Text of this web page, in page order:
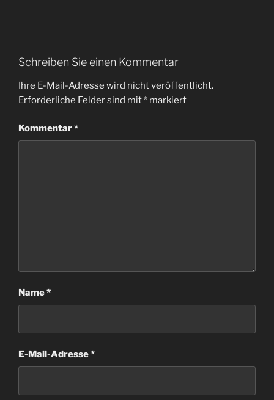
Schreiben Sie einen Kommentar
Ihre E-Mail-Adresse wird nicht veröffentlicht.
Erforderliche Felder sind mit* markiert
Kommentar*
Name*
E-Mail-Adresse*